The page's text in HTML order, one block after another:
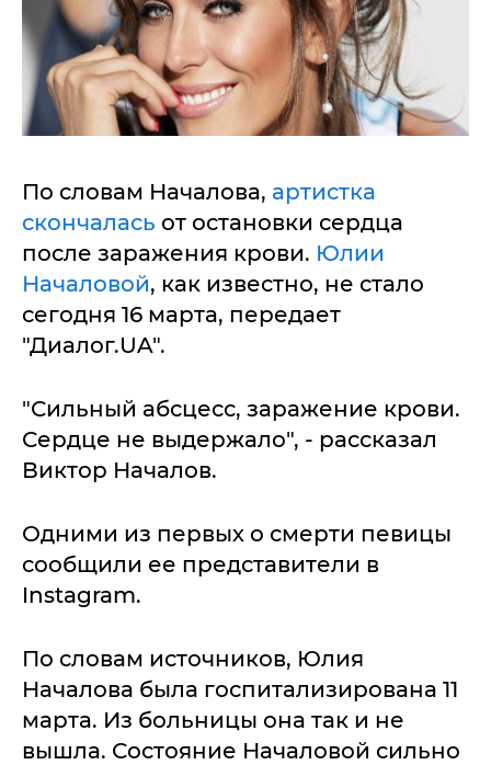
По словам Началова, артистка
скончалась от остановки сердца
после заражения крови. Юлии
Началовой, как известно, не стало
сегодня 16 марта, передает
"Диалог.UA".
"Сильный абсцесс, заражение крови.
Сердце не выдержало", - рассказал
Виктор Началов.
Одними из первых о смерти певицы
сообщили ее представители в
Instagram.
По словам источников, Юлия
Началова была госпитализирована 11
марта. Из больницы она так и не
вышла. Состояние Началовой сильно